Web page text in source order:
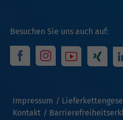
Besuchen Sie uns auch auf:
Impressum
Kontakt